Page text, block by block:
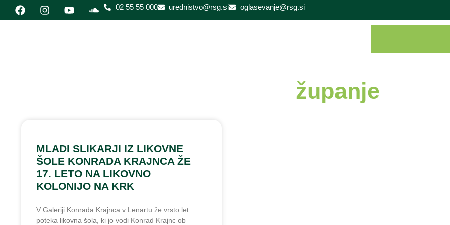
02 55 55 000 urednistvo@rsg.si oglasevanje@rsg.si
županje
MLADI SLIKARJI IZ LIKOVNE
ŠOLE KONRADA KRAJNCA ŽE
17. LETO NA LIKOVNO
KOLONIJO NA KRK
V Galeriji Konrada Krajnca v Lenartu že vrsto let
poteka likovna šola, ki jo vodi Konrad Krajnc ob